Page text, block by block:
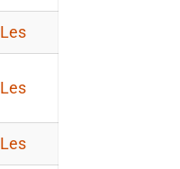
Les
Les
Les